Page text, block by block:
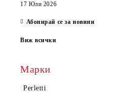
17 Юли 2026
Абонирай се за новини
Виж всички
Марки
Perletti